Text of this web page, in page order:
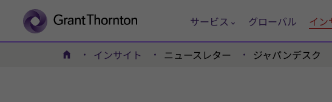
サービス グローバル イン
ホーム インサイト ニュースレター ジャパンデスク